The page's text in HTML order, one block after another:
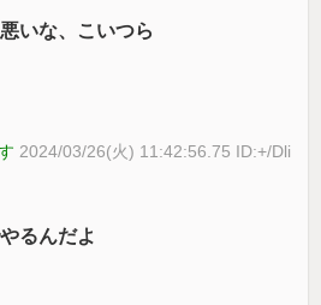
いな、こいつら
2024/03/26(火) 11:42:56.75 ID:+/Dli
るんだよ